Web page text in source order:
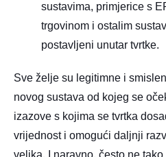
sustavima, primjerice s
trgovinom i ostalim
postavljeni unutar tvrtke.
Sve želje su legitimne i
novog sustava od kojeg se
izazove s kojima se tvrtka
vrijednost i omogući daljnji
velika. I naravno, često ne